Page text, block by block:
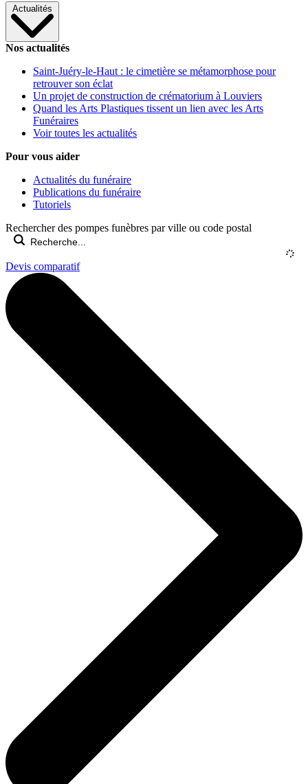
Actualités
Nos actualités
Saint-Juéry-le-Haut : le cimetière se métamorphose pour
retrouver son éclat
Un projet de construction de crématorium à Louviers
Quand les Arts Plastiques tissent un lien avec les Arts
Funéraires
Voir toutes les actualités
Pour vous aider
Actualités du funéraire
Publications du funéraire
Tutoriels
Rechercher des pompes funèbres par ville ou code postal
Devis comparatif